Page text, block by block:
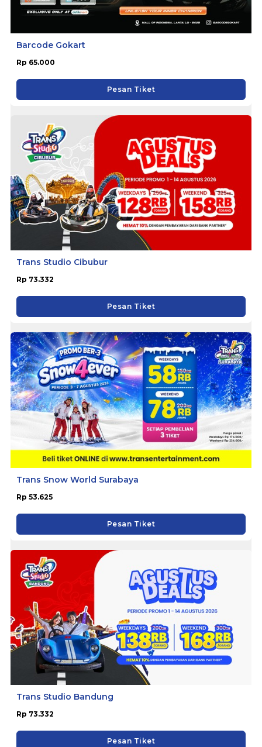
Barcode Gokart
Rp 65.000
Pesan Tiket
Trans Studio Cibubur
Rp 73.332
Pesan Tiket
Trans Snow World Surabaya
Rp 53.625
Pesan Tiket
Trans Studio Bandung
Rp 73.332
Pesan Tiket